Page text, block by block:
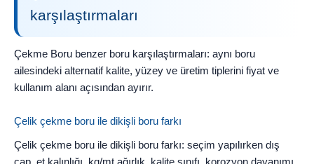
karşılaştırmaları
Çekme Boru benzer boru karşılaştırmaları: aynı boru
ailesindeki alternatif kalite, yüzey ve üretim tiplerini fiyat ve
kullanım alanı açısından ayırır.
Çelik çekme boru ile dikişli boru farkı
Çelik çekme boru ile dikişli boru farkı: seçim yapılırken dış